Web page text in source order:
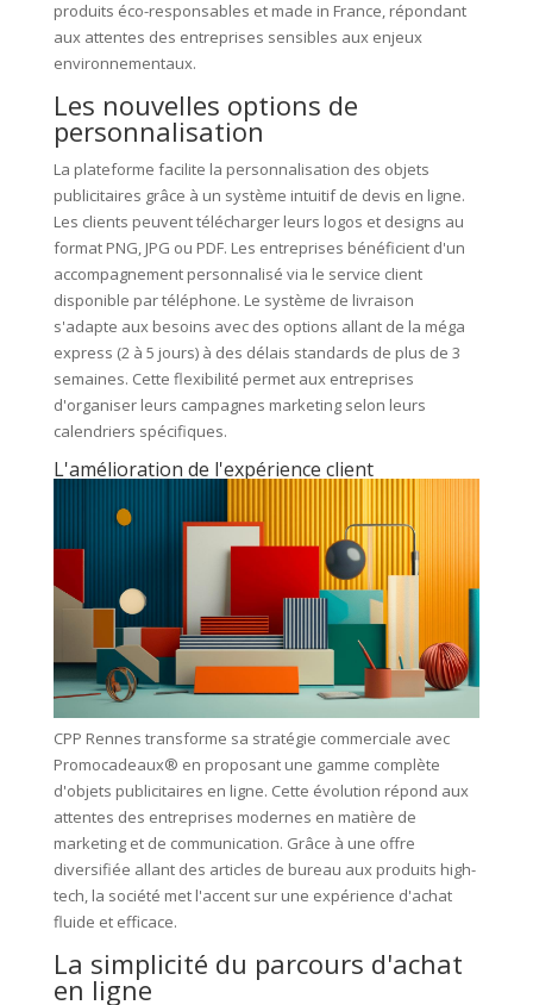
produits éco-responsables et made in France, répondant
aux attentes des entreprises sensibles aux enjeux
environnementaux.
Les nouvelles options de
personnalisation
La plateforme facilite la personnalisation des objets
publicitaires grâce à un système intuitif de devis en ligne.
Les clients peuvent télécharger leurs logos et designs au
format PNG, JPG ou PDF. Les entreprises bénéficient d'un
accompagnement personnalisé via le service client
disponible par téléphone. Le système de livraison
s'adapte aux besoins avec des options allant de la méga
express (2 à 5 jours) à des délais standards de plus de 3
semaines. Cette flexibilité permet aux entreprises
d'organiser leurs campagnes marketing selon leurs
calendriers spécifiques.
L'amélioration de l'expérience client
CPP Rennes transforme sa stratégie commerciale avec
Promocadeaux® en proposant une gamme complète
d'objets publicitaires en ligne. Cette évolution répond aux
attentes des entreprises modernes en matière de
marketing et de communication. Grâce à une offre
diversifiée allant des articles de bureau aux produits high-
tech, la société met l'accent sur une expérience d'achat
fluide et efficace.
La simplicité du parcours d'achat
en ligne